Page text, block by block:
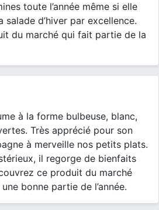
toute l’année même si elle
d’hiver par excellence.
du marché qui fait partie de la
à la forme bulbeuse, blanc,
Très apprécié pour son
à merveille nos petits plats.
il regorge de bienfaits
ce produit du marché
bonne partie de l’année.